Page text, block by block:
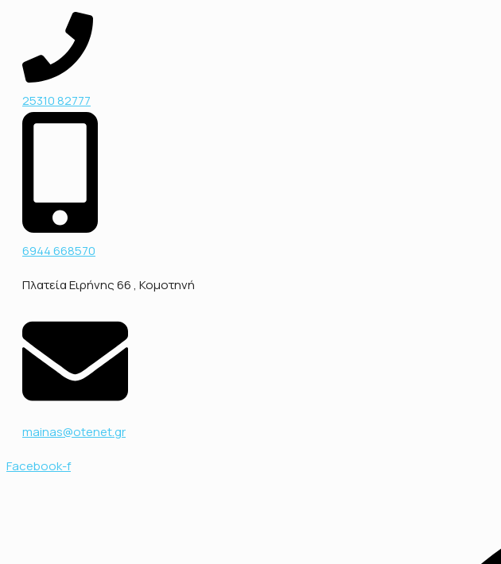
25310 82777
6944 668570
Πλατεία Ειρήνης 66 , Κομοτηνή
mainas@otenet.gr
Facebook-f